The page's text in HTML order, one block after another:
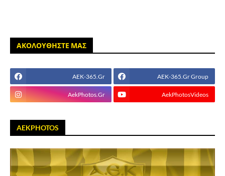
ΑΚΟΛΟΥΘΗΣΤΕ ΜΑΣ
AEK-365.Gr AEK-365.Gr Group
AekPhotos.Gr AekPhotosVideos
AEKPHOTOS